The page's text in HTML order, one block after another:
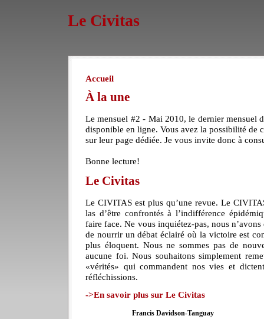
Le Civitas
Accueil
À la une
Le mensuel #2 - Mai 2010, le dernier mensuel
disponible en ligne. Vous avez la possibilité de
sur leur page dédiée. Je vous invite donc à
Bonne lecture!
Le Civitas
Le CIVITAS est plus qu’une revue. Le
las d’être confrontés à l’indifférence
faire face. Ne vous inquiétez-pas, nous
de nourrir un débat éclairé où la victoire est
plus éloquent. Nous ne sommes pas de
aucune foi. Nous souhaitons simplement
«vérités» qui commandent nos vies et
réfléchissions.
->En savoir plus sur Le Civitas
Francis Davidson-Tanguay